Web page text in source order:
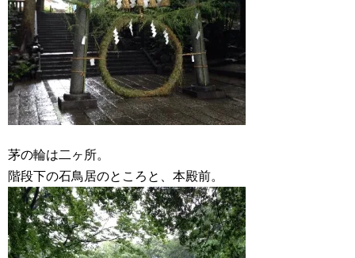
茅の輪は二ヶ所。
階段下の石鳥居のところと、本殿前。